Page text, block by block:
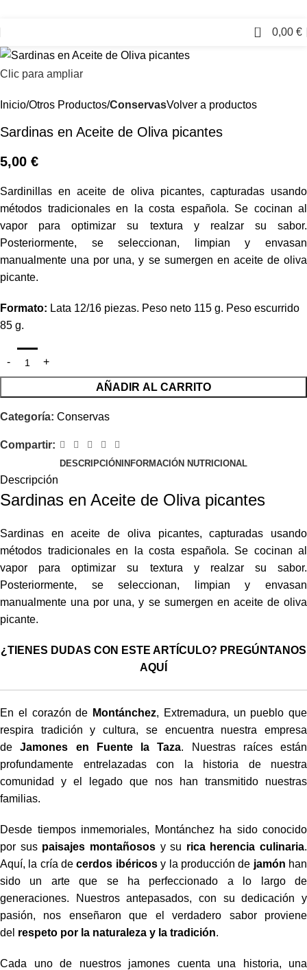
0 0,00 €
Clic para ampliar
Inicio Otros Productos ConservasVolver a productos
Sardinas en Aceite de Oliva picantes
5,00 €
Sardinillas en aceite de oliva picantes, capturadas usando
métodos tradicionales en la costa española. Se cocinan al
vapor para optimizar su textura y realzar su sabor.
Posteriormente, se seleccionan, limpian y envasan
manualmente una por una, y se sumergen en aceite de oliva
picante.
Formato: Lata 12/16 piezas. Peso neto 115 g. Peso escurrido
85 g.
AÑADIR AL CARRITO
Categoría: Conservas
Compartir:
DESCRIPCIÓNINFORMACIÓN NUTRICIONAL
Descripción
Sardinas en Aceite de Oliva picantes
Sardinas en aceite de oliva picantes, capturadas usando
métodos tradicionales en la costa española. Se cocinan al
vapor para optimizar su textura y realzar su sabor.
Posteriormente, se seleccionan, limpian y envasan
manualmente una por una, y se sumergen en aceite de oliva
picante.
¿TIENES DUDAS CON ESTE ARTÍCULO? PREGÚNTANOS
AQUÍ
En el corazón de Montánchez, Extremadura, un pueblo que
respira tradición y cultura, se encuentra nuestra empresa
deJamones en Fuente la Taza. Nuestras raíces están
profundamente entrelazadas con la historia de nuestra
comunidad y el legado que nos han transmitido nuestras
familias.
Desde tiempos inmemoriales, Montánchez ha sido conocido
por sus paisajes montañososy su rica herencia culinaria.
Aquí, la cría decerdos ibéricosy la producción de jamón han
sido un arte que se ha perfeccionado a lo largo de
generaciones. Nuestros antepasados, con su dedicación y
pasión, nos enseñaron que el verdadero sabor proviene
del respeto por la naturaleza y la tradición.
Cada uno de nuestros jamones cuenta una historia, una